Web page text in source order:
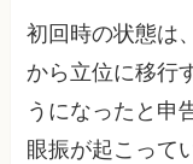
初回時の状態は
から立位に移行
うになったと申
眼振が起こって